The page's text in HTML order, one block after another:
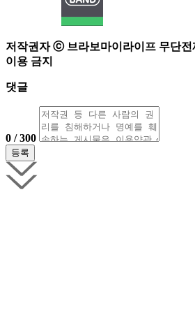
저작권자 ⓒ 브라보마이라이프 무단
이용 금지
댓글
0 / 300